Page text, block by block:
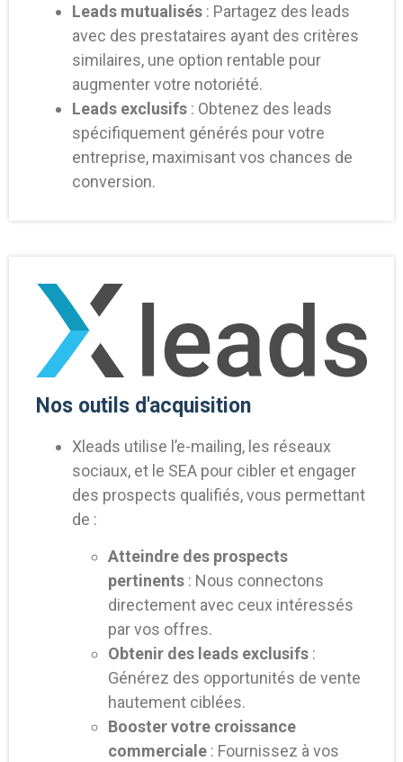
Leads mutualisés : Partagez des leads
avec des prestataires ayant des critères
similaires, une option rentable pour
augmenter votre notoriété.
Leads exclusifs : Obtenez des leads
spécifiquement générés pour votre
entreprise, maximisant vos chances de
conversion.
Nos outils d'acquisition
Xleads utilise l’e-mailing, les réseaux
sociaux, et le SEA pour cibler et engager
des prospects qualifiés, vous permettant
de :
Atteindre des prospects
pertinents : Nous connectons
directement avec ceux intéressés
par vos offres.
Obtenir des leads exclusifs :
Générez des opportunités de vente
hautement ciblées.
Booster votre croissance
commerciale : Fournissez à vos